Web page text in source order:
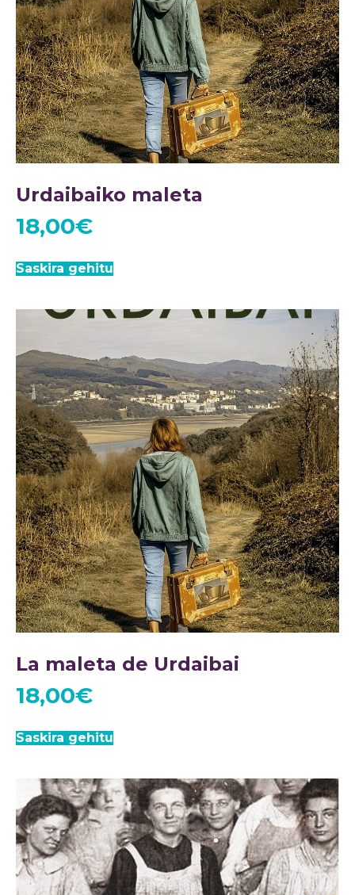
Urdaibaiko maleta
18,00€
Saskira gehitu
La maleta de Urdaibai
18,00€
Saskira gehitu